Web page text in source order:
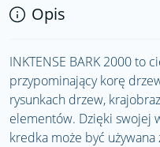
Opis
INKTENSE BARK 2000 to
przypominający korę
rysunkach drzew,
elementów. Dzięki swojej
kredka może być